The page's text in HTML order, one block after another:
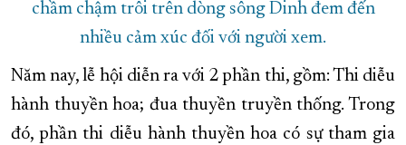
chầm chậm trôi trên dòng sông Dinh đem đến
nhiều cảm xúc đối với người xem.
Năm nay, lễ hội diễn ra với 2 phần thi, gồm: Thi diễu
hành thuyền hoa; đua thuyền truyền thống. Trong
đó, phần thi diễu hành thuyền hoa có sự tham gia